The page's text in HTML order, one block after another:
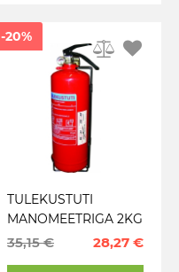
-20%
TULEKUSTUTI
MANOMEETRIGA 2KG
ABC
35,15 € 28,27 €